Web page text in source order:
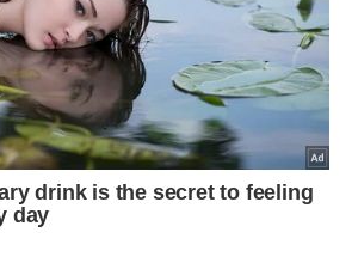
do exaustor faz